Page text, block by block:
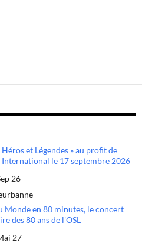
et Légendes » au profit de
International le 17 septembre 2026
26
Monde en 80 minutes, le concert
des 80 ans de l'OSL
27